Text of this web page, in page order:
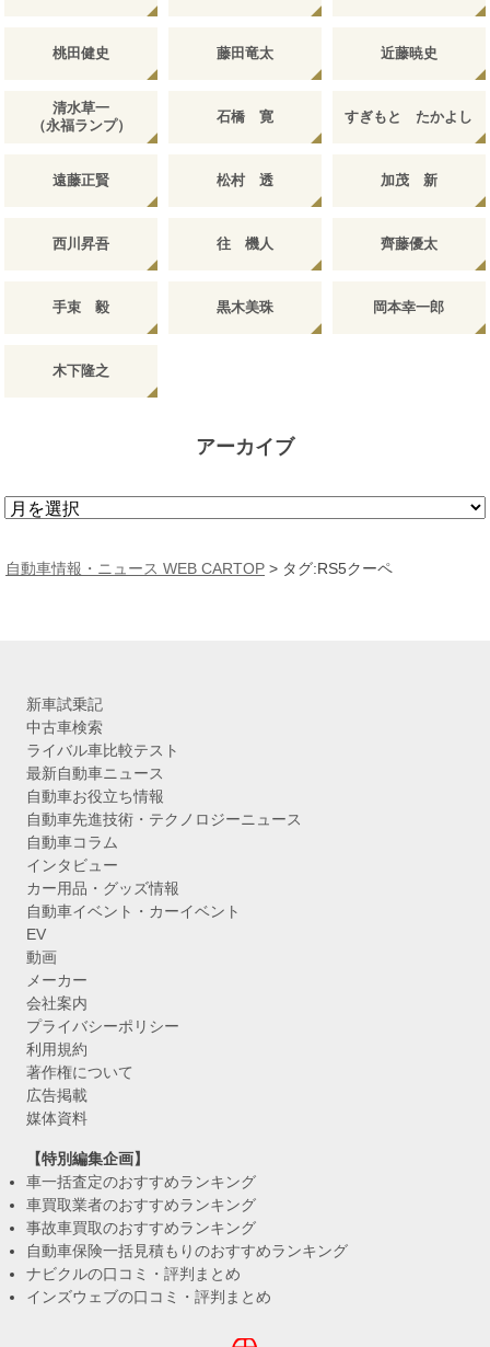
桃田健史 藤田竜太 近藤暁史
清水草一
（永福ランプ）
石橋 寛 すぎもと たかよし
遠藤正賢 松村 透 加茂 新
西川昇吾 往 機人 齊藤優太
手束 毅 黒木美珠 岡本幸一郎
木下隆之
アーカイブ
ア
カ
自動車情報・ニュース WEB CARTOP > タグ:RS5クーペ
新車試乗記
中古車検索
ライバル車比較テスト
最新自動車ニュース
自動車お役立ち情報
自動車先進技術・テクノロジーニュース
自動車コラム
インタビュー
カー用品・グッズ情報
自動車イベント・カーイベント
EV
動画
メーカー
会社案内
プライバシーポリシー
利用規約
著作権について
広告掲載
媒体資料
【特別編集企画】
車一括査定のおすすめランキング
車買取業者のおすすめランキング
事故車買取のおすすめランキング
自動車保険一括見積もりのおすすめランキング
ナビクルの口コミ・評判まとめ
インズウェブの口コミ・評判まとめ